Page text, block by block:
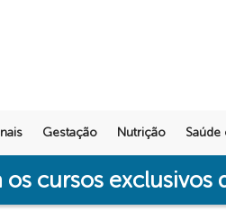
Gestação Nutrição Saúde
os cursos exclusivos